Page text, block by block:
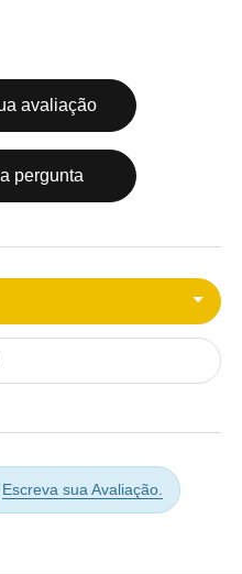
avaliação
pergunta
Escreva sua Avaliação.